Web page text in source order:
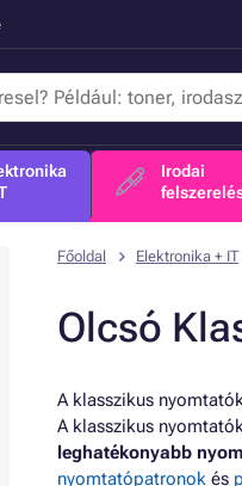
Irodai
Főoldal Elektronika + IT
Olcsó
A klasszikus
A klasszikus
leghatékonyabb
nyomtatópatronok és